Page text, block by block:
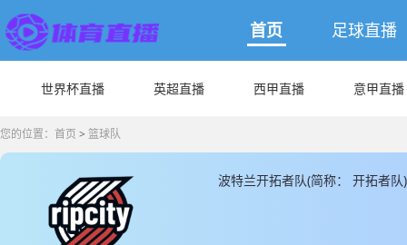
首页 足球直播
世界杯直播 英超直播 西甲直播 意甲直播
您的位置： 首页 > 篮球队
波特兰开拓者队(简称： 开拓者